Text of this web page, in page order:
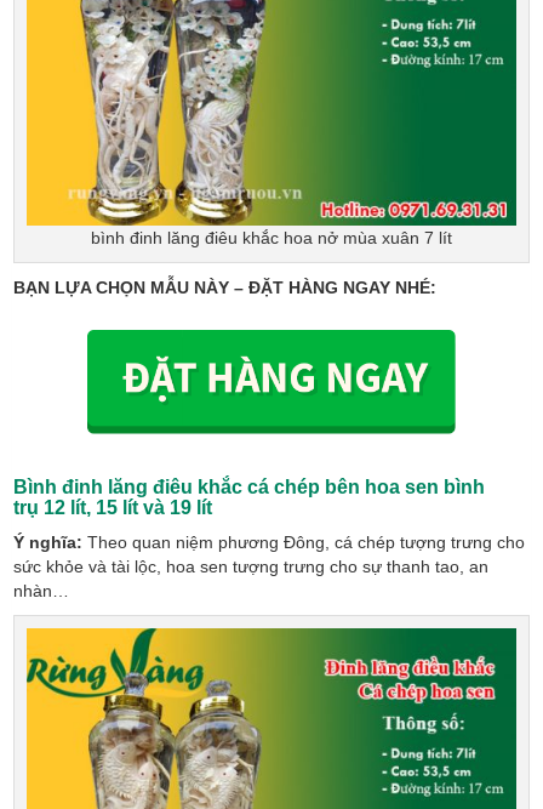
bình đinh lăng điêu khắc hoa nở mùa xuân 7 lít
BẠN LỰA CHỌN MẪU NÀY – ĐẶT HÀNG NGAY NHÉ:
Bình đinh lăng điêu khắc cá chép bên hoa sen bình
trụ 12 lít, 15 lít và 19 lít
Ý nghĩa: Theo quan niệm phương Đông, cá chép tượng trưng cho
sức khỏe và tài lộc, hoa sen tượng trưng cho sự thanh tao, an
nhàn…